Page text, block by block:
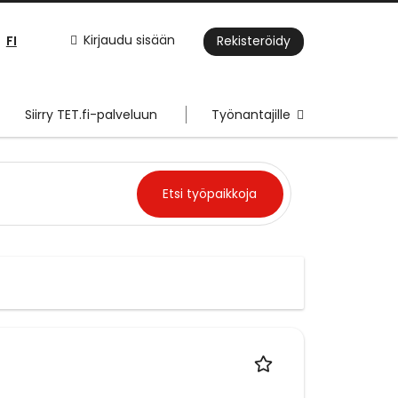
Kirjaudu sisään Rekisteröidy
FI
Siirry TET.fi-palveluun Työnantajille